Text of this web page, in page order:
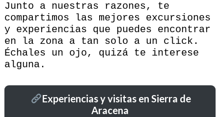
Junto a nuestras razones, te
compartimos las mejores excursiones
y experiencias que puedes encontrar
en la zona a tan solo a un click.
Échales un ojo, quizá te interese
alguna.
Experiencias y visitas en Sierra de
Aracena